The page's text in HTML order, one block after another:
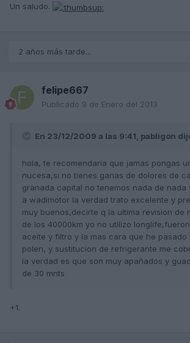
Un saludo.
2 años más tarde...
felipe667
Publicado 9 de Enero del 2013
En 23/12/2009 a las 9:41, pabligon
hola, te recomendaria que jamas pongas
nucesa,si no tienes ganas de dolores de
granada capital no tenemos nada de nada
a wadimotor la verdad trato excelente y
muy buenos,decirte q la ultima revision de
de los 40000km yo no utilizo
aceite y filtro y la mas cara que he
polen, y sustitucion de refrigerante me
la verdad es que son muy apañados y
de 30 mnts
+1.